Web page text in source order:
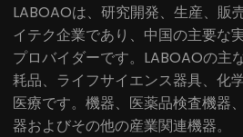
LABOAOは、研究開発、生産、販
イテク企業であり、中国の主要な
プロバイダーです。LABOAOの主
耗品、ライフサイエンス器具、化
医療です。機器、医薬品検査機器
器およびその他の産業関連機器。